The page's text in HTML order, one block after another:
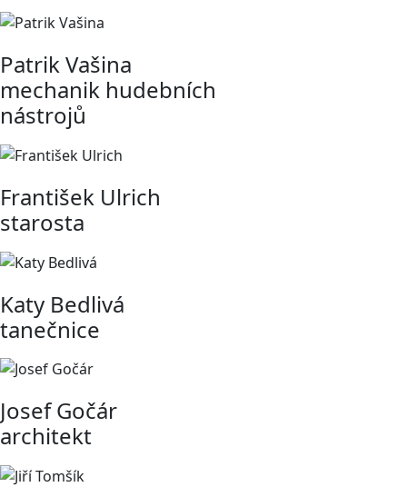
Patrik Vašina
mechanik hudebních
nástrojů
František Ulrich
starosta
Katy Bedlivá
tanečnice
Josef Gočár
architekt